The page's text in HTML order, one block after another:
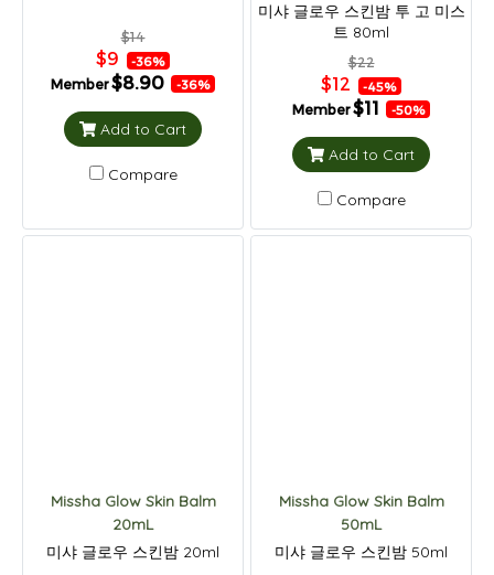
$14
$9 -36%
Member$8.90 -36%
Add to Cart
Compare
미샤 글로우 스킨밤 투 고 미스
트 80ml
$22
$12 -45%
Member$11 -50%
Add to Cart
Compare
Missha Glow Skin Balm
20mL
미샤 글로우 스킨밤 20ml
Missha Glow Skin Balm
50mL
미샤 글로우 스킨밤 50ml